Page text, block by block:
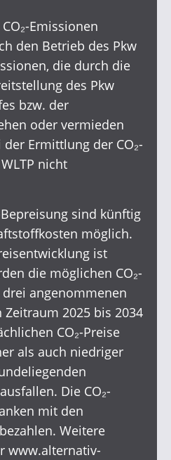
Emissionen
den Betrieb des Pkw
die durch die
des Pkw
bzw. der
oder vermieden
Ermittlung der CO₂-
nicht
Bepreisung sind künftig
möglich.
ist
die möglichen CO₂-
angenommenen
Zeitraum 2025 bis 2034
CO₂-Preise
als auch niedriger
Die CO₂-
mit den
Weitere
www.alternativ-